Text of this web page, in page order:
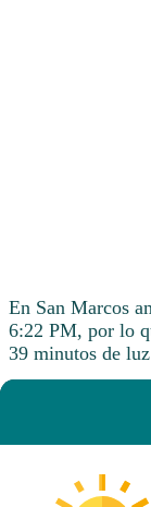
En San Marcos
6:22 PM, por lo
39 minutos de